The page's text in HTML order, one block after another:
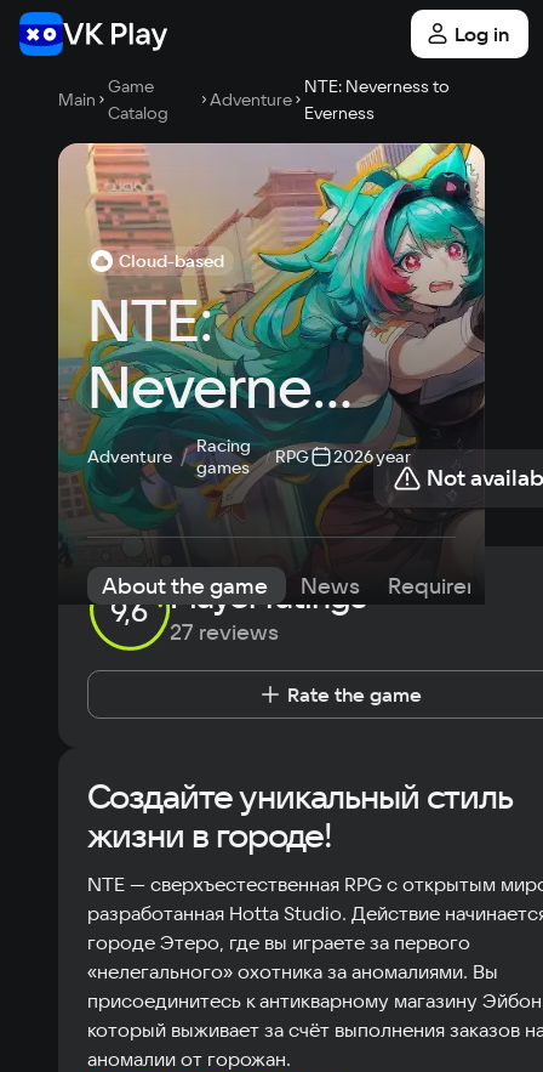
Log in
Main
Game
Catalog
Adventure
NTE: Neverness to
Everness
Cloud-based
NTE:
Neverness
to
Everness
Adventure
Racing
games
RPG 2026 year
Not
About the game News Requirements
9,6 Player ratings
27 reviews
Rate the game
Создайте уникальный стиль
жизни в городе!
NTE — сверхъестественная RPG с открытым
разработанная Hotta Studio. Действие
городе Этеро, где вы играете за первого
«нелегального» охотника за аномалиями. Вы
присоединитесь к антикварному магазину
который выживает за счёт выполнения заказов
аномалии от горожан.